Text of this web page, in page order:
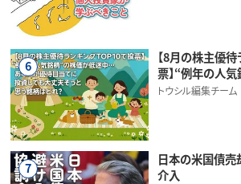
6
【8月の株主優
票】“例年の人
トウシル編集チーム
7
日本の米国債売
介入